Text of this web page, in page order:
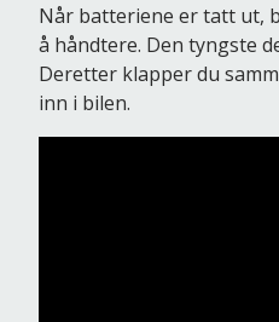
Når batteriene er tatt ut,
å håndtere. Den tyngste
Deretter klapper du
inn i bilen.